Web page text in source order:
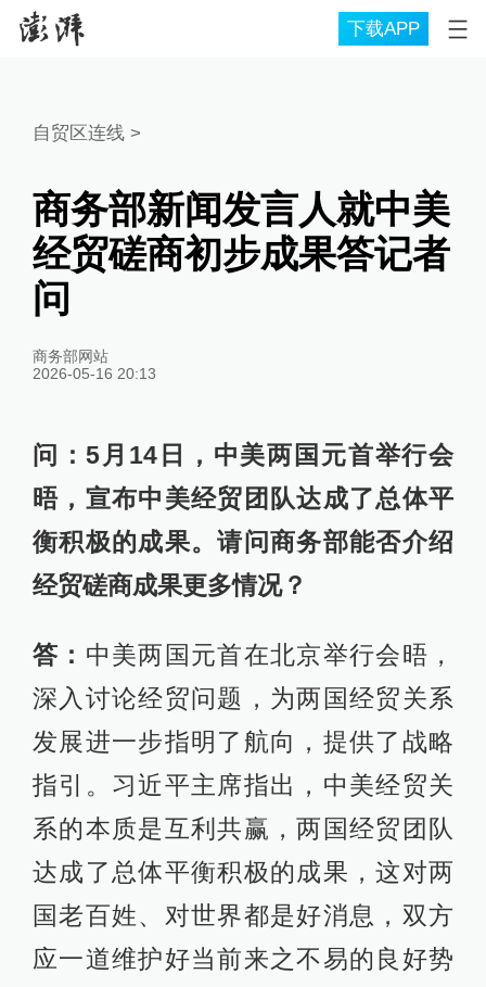
下载APP
自贸区连线>
商务部新闻发言人就中美
经贸磋商初步成果答记者
问
商务部网站
2026-05-16 20:13
问：5月14日，中美两国元首举行会
晤，宣布中美经贸团队达成了总体平
衡积极的成果。请问商务部能否介绍
经贸磋商成果更多情况？
答： 中美两国元首在北京举行会晤，
深入讨论经贸问题，为两国经贸关系
发展进一步指明了航向，提供了战略
指引。习近平主席指出，中美经贸关
系的本质是互利共赢，两国经贸团队
达成了总体平衡积极的成果，这对两
国老百姓、对世界都是好消息，双方
应一道维护好当前来之不易的良好势